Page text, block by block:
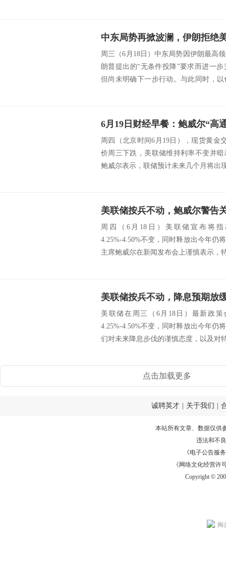
周三（6月18日）中东局势因伊朗最高
朗普提出的“无条件投降”要求而进一
但尚未明确下一步行动。与此同时，
周四（北京时间6月19日），现货黄金
价周三下跌，美联储维持利率不变并
鲍威尔表示，联储预计未来几个月将出
周四（6月18日）美联储宣布将
4.25%-4.50%不变，同时释放出今年仍
主席鲍威尔在新闻发布会上谨慎表示，
美联储在周三（6月18日）最新政
4.25%-4.50%不变，同时释放出今年仍
们对未来降息步伐的谨慎态度，以及对
点击加载更多
诚聘英才 关于我们
本站所有文章、数据仅供
违法和不
《电子公告服务
《网络文化经营许
Copyright ©
闽